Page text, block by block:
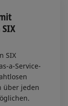
SIX
a-Service-
über jeden